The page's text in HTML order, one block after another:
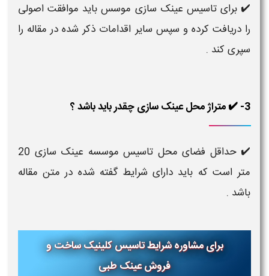
✔️ برای تاسیس عینک سازی موسس باید موافقت اصولی
را دریافت کرده و سپس سایر اقدامات ذکر شده در مقاله را
سپری کند .
3- ✔️ متراژ محل عینک سازی چقدر باید باشد ؟
✔️ حداقل فضای محل تاسیس موسسه عینک سازی 20
متر است که باید دارای شرایط گفته شده در متن مقاله
باشد .
برای مشاوره شرایط تاسیس کلینیک ساخت و
فروش عینک طبی